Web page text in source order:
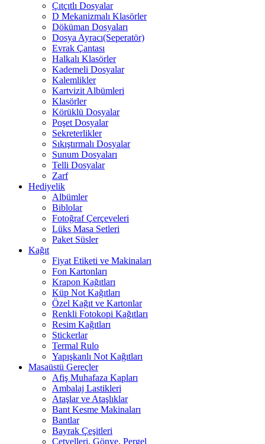
Çıtçıtlı Dosyalar
D Mekanizmalı Klasörler
Döküman Dosyaları
Dosya Ayracı(Seperatör)
Evrak Çantası
Halkalı Klasörler
Kademeli Dosyalar
Kalemlikler
Kartvizit Albümleri
Klasörler
Körüklü Dosyalar
Poşet Dosyalar
Sekreterlikler
Sıkıştırmalı Dosyalar
Sunum Dosyaları
Telli Dosyalar
Zarf
Hediyelik
Albümler
Biblolar
Fotoğraf Çerçeveleri
Lüks Masa Setleri
Paket Süsler
Kağıt
Fiyat Etiketi ve Makinaları
Fon Kartonları
Krapon Kağıtları
Küp Not Kağıtları
Özel Kağıt ve Kartonlar
Renkli Fotokopi Kağıtları
Resim Kağıtları
Stickerlar
Termal Rulo
Yapışkanlı Not Kağıtları
Masaüstü Gereçler
Afiş Muhafaza Kapları
Ambalaj Lastikleri
Ataşlar ve Ataşlıklar
Bant Kesme Makinaları
Bantlar
Bayrak Çeşitleri
Cetvelleri, Gönye, Pergel